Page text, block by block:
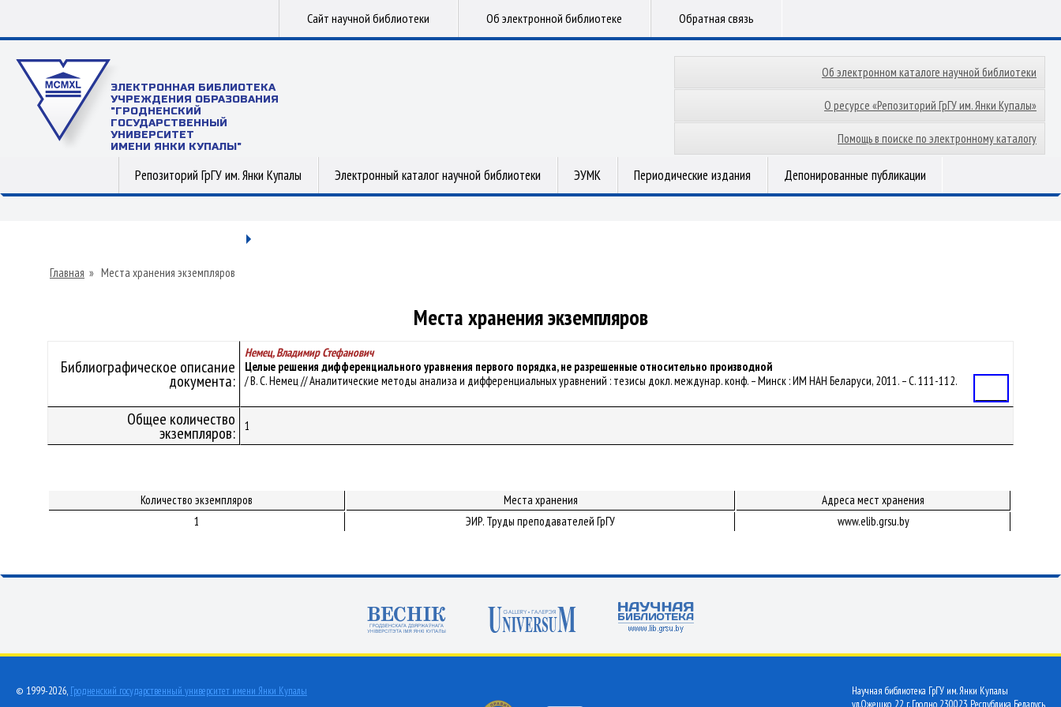
Сайт научной библиотеки Об электронной библиотеке Обратная связь
ЭЛЕКТРОННАЯ БИБЛИОТЕКА
УЧРЕЖДЕНИЯ ОБРАЗОВАНИЯ
"ГРОДНЕНСКИЙ
ГОСУДАРСТВЕННЫЙ
УНИВЕРСИТЕТ
ИМЕНИ ЯНКИ КУПАЛЫ"
Об электронном каталоге научной библиотеки
О ресурсе «Репозиторий ГрГУ им. Янки Купалы»
Помощь в поиске по электронному каталогу
Репозиторий ГрГУ им. Янки Купалы Электронный каталог научной библиотеки ЭУМК Периодические издания Депонированные публикации
Главная » Места хранения экземпляров
Места хранения экземпляров
Библиографическое описание
документа:
Немец, Владимир Стефанович
Целые решения дифференциального уравнения первого порядка, не разрешенные относительно производной
/ В. С. Немец // Аналитические методы анализа и дифференциальных уравнений : тезисы докл. междунар. конф. – Минск : ИМ НАН Беларуси, 2011. – С. 111-112.
Общее количество
экземпляров: 1
Количество экземпляров Места хранения
Адреса мест хранения
1
ЭИР. Труды преподавателей ГрГУ www.elib.grsu.by
© 1999-2026, Гродненский государственный университет имени Янки Купалы
Научная библиотека ГрГУ им. Янки Купалы
ул.Ожешко, 22 г. Гродно 230023 Республика Беларусь